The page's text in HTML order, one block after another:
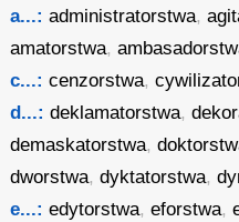
a...: administratorstwa,
amatorstwa,
c...: cenzorstwa,
d...: deklamatorstwa,
demaskatorstwa,
dworstwa,dyktatorstwa,
e...: edytorstwa,eforstwa,